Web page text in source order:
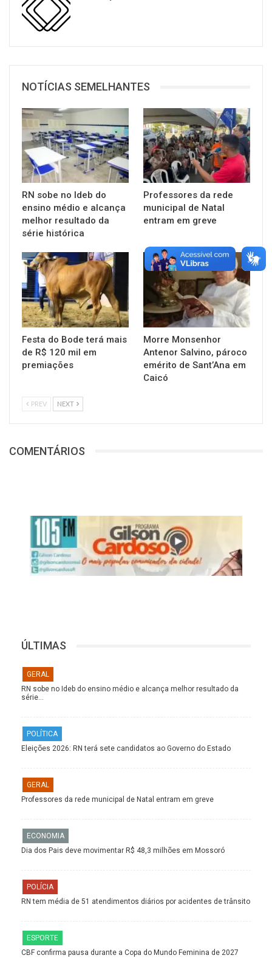
NOTÍCIAS SEMELHANTES
RN sobe no Ideb do
ensino médio e alcança
melhor resultado da
série histórica
Professores da rede
municipal de Natal
entram em greve
Festa do Bode terá mais
de R$ 120 mil em
premiações
Morre Monsenhor
Antenor Salvino, pároco
emérito de Sant’Ana em
Caicó
PREV NEXT
COMENTÁRIOS
ÚLTIMAS
GERAL
RN sobe no Ideb do ensino médio e alcança melhor resultado da
série…
POLÍTICA
Eleições 2026: RN terá sete candidatos ao Governo do Estado
GERAL
Professores da rede municipal de Natal entram em greve
ECONOMIA
Dia dos Pais deve movimentar R$ 48,3 milhões em Mossoró
POLÍCIA
RN tem média de 51 atendimentos diários por acidentes de trânsito
ESPORTE
CBF confirma pausa durante a Copa do Mundo Feminina de 2027